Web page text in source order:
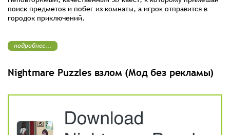
поиск предметов и побег из комнаты, а игрок отправится в
городок приключений.
подробнее...
Nightmare Puzzles взлом (Мод без рекламы)